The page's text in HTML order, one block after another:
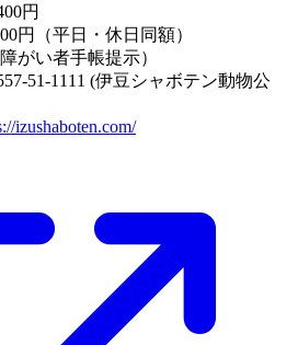
円
円（平日・休日同額）
がい者手帳提示）
51-1111 (伊豆シャボテン動物公
izushaboten.com/